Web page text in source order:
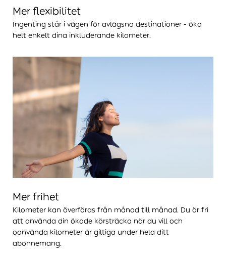
Mer flexibilitet
Ingenting står i vägen för avlägsna destinationer - öka
helt enkelt dina inkluderande kilometer.
Mer frihet
Kilometer kan överföras från månad till månad. Du är fri
att använda din ökade körsträcka när du vill och
oanvända kilometer är giltiga under hela ditt
abonnemang.